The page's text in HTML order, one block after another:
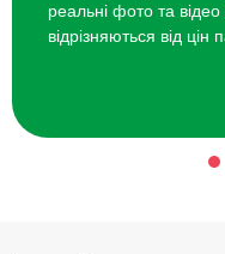
реальні фото та
відрізняються від цін